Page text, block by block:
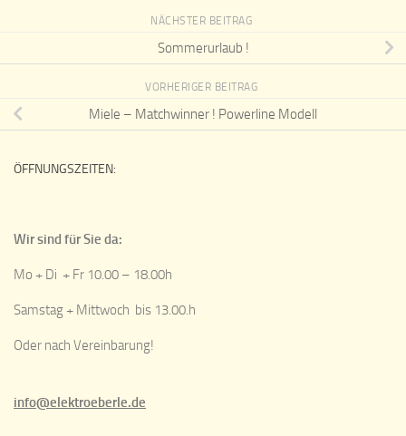
NÄCHSTER BEITRAG
Sommerurlaub !
VORHERIGER BEITRAG
Miele – Matchwinner ! Powerline Modell
ÖFFNUNGSZEITEN:
Wir sind für Sie da:
Mo + Di + Fr 10.00 – 18.00h
Samstag + Mittwoch bis 13.00.h
Oder nach Vereinbarung!
info@elektroeberle.de